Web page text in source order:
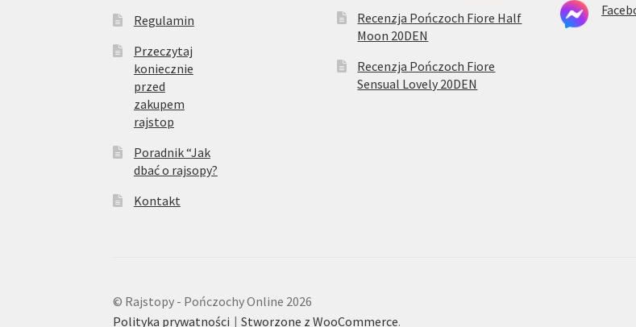
Regulamin
Przeczytaj
koniecznie
przed
zakupem
rajstop
Poradnik “Jak
dbać o rajsopy?
Kontakt
Recenzja Pończoch Fiore Half
Moon 20DEN
Recenzja Pończoch Fiore
Sensual Lovely 20DEN
© Rajstopy - Pończochy Online 2026
Polityka prywatności
Stworzone z WooCommerce.